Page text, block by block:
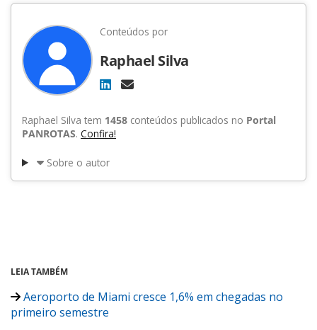
Conteúdos por
Raphael Silva
Raphael Silva tem 1458 conteúdos publicados no Portal
PANROTAS. Confira!
Sobre o autor
LEIA TAMBÉM
Aeroporto de Miami cresce 1,6% em chegadas no
primeiro semestre